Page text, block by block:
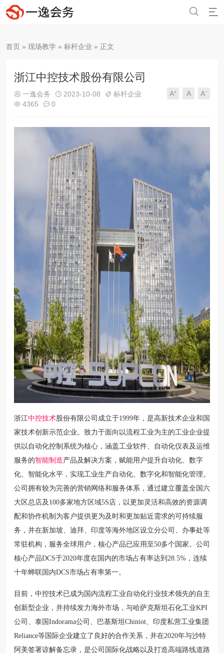
{/if}


首页 » 现场教学 » 标杆企业 » 正文
浙江中控技术股份有限公司
 一逸会务  2023-10-08  标杆企业
 4365  0
A⁺ A A⁻
浙江中控技术股份有限公司成立于1999年，是高新技术企业和国
家技术创新示范企业。致力于面向以流程工业为主的工业企业提
供以自动化控制系统为核心，涵盖工业软件、自动化仪表及运维
服务的智能制造产品及解决方案，赋能用户提升自动化、数字
化、智能化水平，实现工业生产自动化、数字化和智能化管理。
公司拥有较为完善的营销网络和服务体系，通过建立覆盖全国六
大区总店及100多家地方区域5S店，以更加灵活和高效的资源调
配和协作机制为客户提供更为及时和更加贴近需求的可持续服
务，并在新加坡、迪拜、印度等海外地区设立分公司、办事处等
常驻机构，服务全球用户，核心产品已应用至50多个国家。公司
核心产品DCS于2020年度在国内的市场占有率达到28.5%，连续
十年蝉联国内DCS市场占有率第一。
目前，中控技术已成为国内流程工业自动化行业技术领先的自主
创新型企业，并持续发力海外市场，与哈萨克斯坦石化工业KPI
公司、泰国Indorama公司、巴基斯坦Chiniot、印度私营工业集团
Reliance等国际企业建立了良好的合作关系，并在2020年与沙特
阿美签署谅解备忘录，是公司国际化战略以及打造高端路线道路